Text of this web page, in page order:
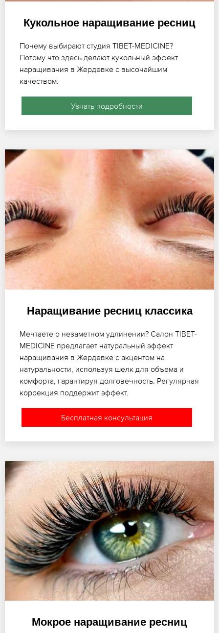
Кукольное наращивание ресниц
Почему выбирают студия TIBET-MEDICINE?
Потому что здесь делают кукольный эффект
наращивания в Жердевке с высочайшим
качеством.
Узнать подробности
Наращивание ресниц классика
Мечтаете о незаметном удлинении? Салон TIBET-
MEDICINE предлагает натуральный эффект
наращивания в Жердевке с акцентом на
натуральности, используя шелк для объема и
комфорта, гарантируя долговечность. Регулярная
коррекция поддержит эффект.
Бесплатная консультация
Мокрое наращивание ресниц